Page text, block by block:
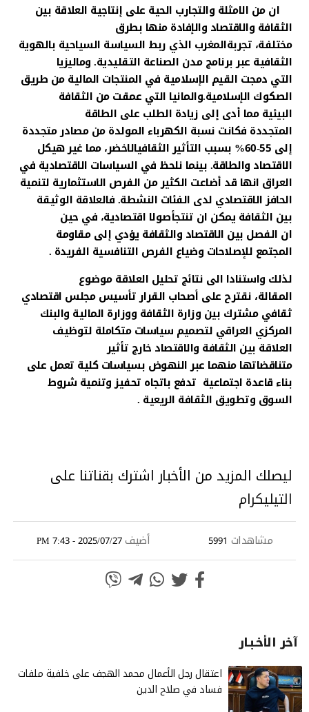
​ ان من الامثلة والتجارب الحية على إنتاجية العلاقة بين
الثقافة والاقتصاد والإفادة منها بطرق
مختلفة، تجربةالمغرب الذي ربط السياسة السياحية بالهوية
الثقافية عبر برنامج مدن الصناعة التقليدية. وماليزيا
التي دمجت القيم الإسلامية في المنتجات المالية من طريق
الصكوك الإسلامية.والمانيا التي عمقت من الثقافة
البيئية مما أدى إلى زيادة الطلب على الطاقة
المتجددة فكانت نسبة الكهرباء المولدة من مصادر متجددة
إلى 55-60% بسبب التأثير الثقافيالاخضر، مما غير هيكل
الاقتصاد والطاقة. بينما نلحظ في السياسات الاقتصادية في
العراق انها قد أضاعت الكثير من الفرص الاستثمارية لتنمية
الحافز الاقتصادي لدى الفئات النشطة. فالعلاقة الوثيقة
بين الثقافة يمكن ان تنتجأصولا اقتصادية، في حين
ان الفصل بين الاقتصاد والثقافة يؤدي إلى مقاومة
المجتمع للإصلاحات وضياع الفرص التنافسية الفريدة .
لذلك واستنادا الى نتائج تحليل العلاقة موضوع
المقالة، نقترح على أصحاب القرار تأسيس مجلس اقتصادي
ثقافي مشترك بين وزارة الثقافة ووزارة المالية والبنك
المركزي العراقي لتصميم سياسات متكاملة لتوظيف
العلاقة بين الثقافة والاقتصاد خارج تأثير
متناقضاتها منهما عبر النهوض بسياسات كلية تعمل على
بناء قاعدة اجتماعية تدفع باتجاه تحفيز وتنمية شروط
السوق وتطويق الثقافة الريعية .
ليصلك المزيد من الأخبار اشترك بقناتنا على
التيليكرام
مشاهدات 5991 أضيف2025/07/27 - 7:43 PM
آخر الأخـبـار
‏اعتقال رجل الأعمال محمد الهجف على خلفية ملفات
فساد في صلاح الدين